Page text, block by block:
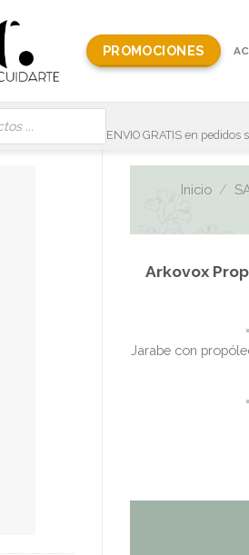
PROMOCIONES
ENVIO GRATIS en
Inicio /
Arkovox
Jarabe con